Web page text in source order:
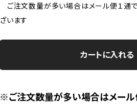
ご注文数量が多い場合はメール便１通
ざいます
カートに入れる
※ご注文数量が多い場合はメール